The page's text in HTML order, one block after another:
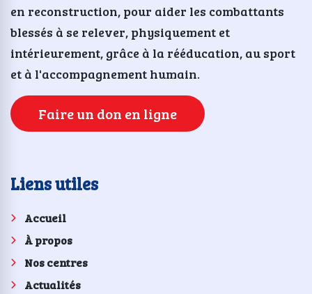
en reconstruction, pour aider les combattants
blessés à se relever, physiquement et
intérieurement, grâce à la rééducation, au sport
et à l'accompagnement humain.
Faire un don en ligne
Liens utiles
Accueil
À propos
Nos centres
Actualités